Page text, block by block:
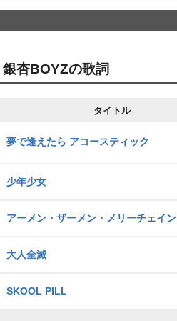
銀杏BOYZの歌詞
タイトル
夢で逢えたら アコースティック
少年少女
アーメン・ザーメン・メリーチェイン
大人全滅
SKOOL PILL